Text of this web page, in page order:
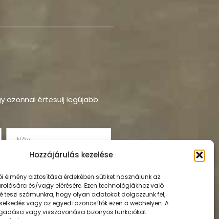
Hozzájárulás kezelése
élmény biztosítása érdekében sütiket használunk az
és/vagy elérésére. Ezen technológiákhoz való
teszi számunkra, hogy olyan adatokat dolgozzunk fel,
vagy az egyedi azonosítók ezen a webhelyen. A
vagy visszavonása bizonyos funkciókat
azonnal értesülj legújabb